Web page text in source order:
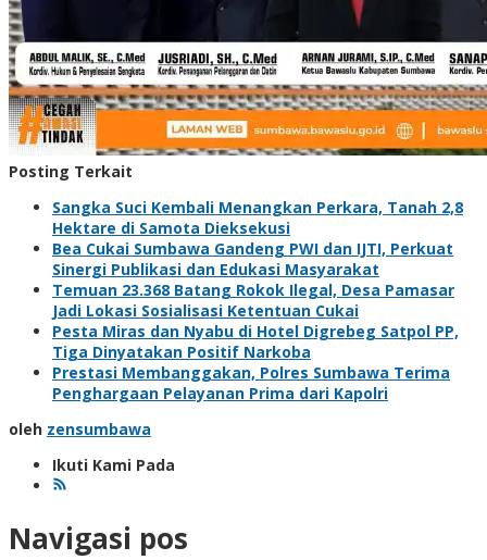
Posting Terkait
Sangka Suci Kembali Menangkan Perkara, Tanah 2,8
Hektare di Samota Dieksekusi
Bea Cukai Sumbawa Gandeng PWI dan IJTI, Perkuat
Sinergi Publikasi dan Edukasi Masyarakat
Temuan 23.368 Batang Rokok Ilegal, Desa Pamasar
Jadi Lokasi Sosialisasi Ketentuan Cukai
Pesta Miras dan Nyabu di Hotel Digrebeg Satpol PP,
Tiga Dinyatakan Positif Narkoba
Prestasi Membanggakan, Polres Sumbawa Terima
Penghargaan Pelayanan Prima dari Kapolri
oleh zensumbawa
Ikuti Kami Pada
Navigasi pos